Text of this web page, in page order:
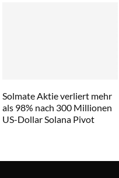
Solmate Aktie verliert mehr
als 98% nach 300 Millionen
US-Dollar Solana Pivot